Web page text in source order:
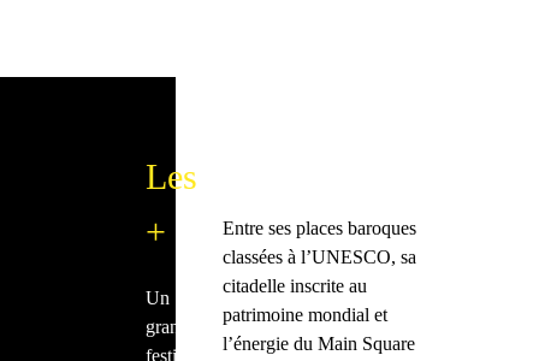
Les
+
Un
grand
festival
Entre ses places baroques
classées à l’UNESCO, sa
citadelle inscrite au
patrimoine mondial et
l’énergie du Main Square